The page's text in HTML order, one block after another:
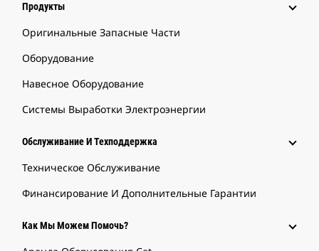
Продукты
Оригинальные Запасные Части
Оборудование
Навесное Оборудование
Системы Выработки Электроэнергии
Обслуживание И Техподдержка
Техническое Обслуживание
Финансирование И Дополнительные Гарантии
Как Мы Можем Помочь?